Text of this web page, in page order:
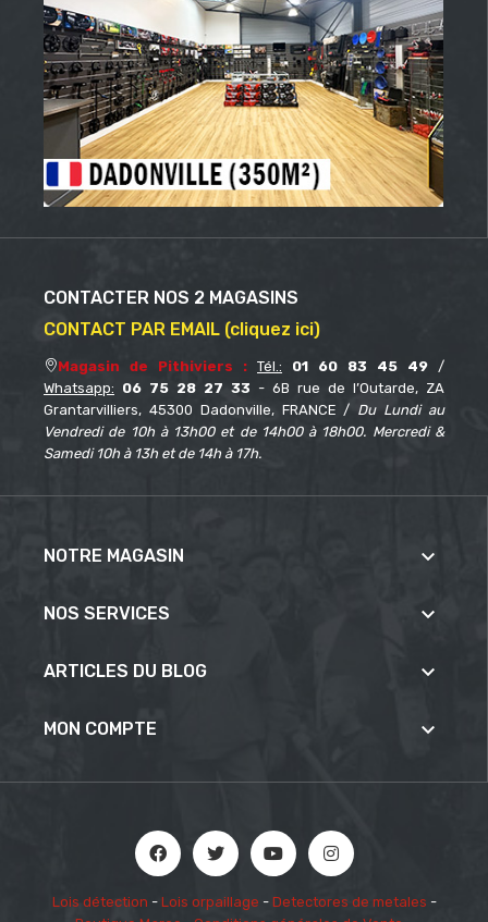
CONTACTER NOS 2 MAGASINS
CONTACT PAR EMAIL (cliquez ici)
Magasin de Pithiviers : Tél.: 01 60 83 45 49 /
Whatsapp: 06 75 28 27 33 - 6B rue de l’Outarde, ZA
Grantarvilliers, 45300 Dadonville, FRANCE / Du Lundi au
Vendredi de 10h à 13h00 et de 14h00 à 18h00. Mercredi &
Samedi 10h à 13h et de 14h à 17h.
NOTRE MAGASIN 
NOS SERVICES 
ARTICLES DU BLOG 
MON COMPTE 
Lois détection - Lois orpaillage - Detectores de metales -